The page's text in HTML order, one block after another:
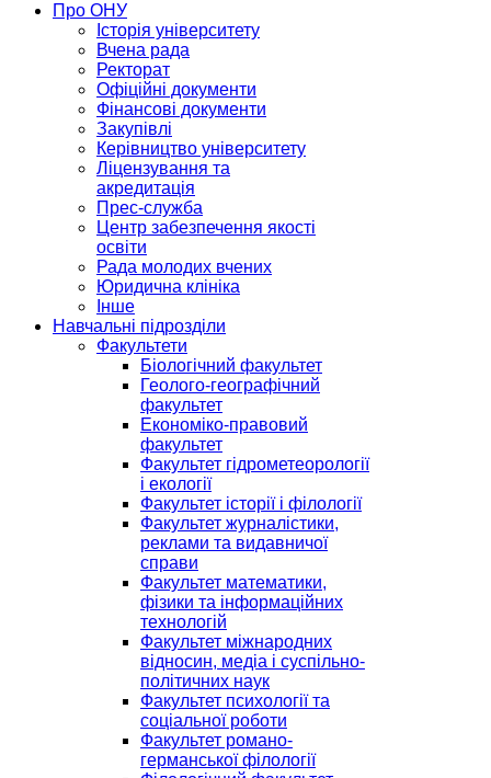
Про ОНУ
Історія університету
Вчена рада
Ректорат
Офіційні документи
Фінансові документи
Закупівлі
Керівництво університету
Ліцензування та
акредитація
Прес-служба
Центр забезпечення якості
освіти
Рада молодих вчених
Юридична клініка
Інше
Навчальні підрозділи
Факультети
Біологічний факультет
Геолого-географічний
факультет
Економіко-правовий
факультет
Факультет гідрометеорології
і екології
Факультет історії і філології
Факультет журналістики,
реклами та видавничої
справи
Факультет математики,
фізики та інформаційних
технологій
Факультет міжнародних
відносин, медіа і суспільно-
політичних наук
Факультет психології та
соціальної роботи
Факультет романо-
германської філології